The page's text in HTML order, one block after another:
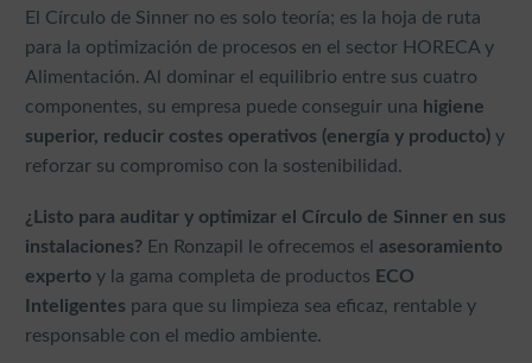
El Círculo de Sinner no es solo teoría; es la hoja de ruta
para la optimización de procesos en el sector HORECA y
Alimentación. Al dominar el equilibrio entre sus cuatro
componentes, su empresa puede conseguir una higiene
superior, reducir costes operativos (energía y producto) y
reforzar su compromiso con la sostenibilidad.
¿Listo para auditar y optimizar el Círculo de Sinner en sus
instalaciones? En Ronzapil le ofrecemos el asesoramiento
experto y la gama completa de productos ECO
Inteligentes para que su limpieza sea eficaz, rentable y
responsable con el medio ambiente.